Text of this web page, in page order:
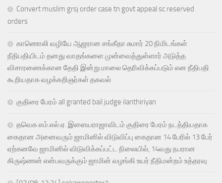
Convert muslim grsj order case tn govt appeal sc reserved
orders
காணொலி வழியே ஆஜரான சங்கீதா சுமார் 20 நிமிடங்கள்
நீதிபதியிடம் தனது வாதங்களை முன்வைத்துள்ளார் அடுத்த
விசாரணைக்கான தேதி இன்று மாலை தெரிவிக்கப்படும் என நீதிபதி
கூறியதாக வழக்கறிஞர்கள் தகவல்
குதிரை பேரம் all granted bail judge ilanthiriyan
தவெக எம்.எல்.ஏ. இளையராஜாவிடம் குதிரை பேரம் நடத்தியதாக
கைதான அனைவரும் ஜாமினில் விடுவிப்பு கைதான 14 பேரில் 13 பேர்
ஏற்கனவே ஜாமினில் விடுவிக்கப்பட்ட நிலையில், 14வது நபரான
கிருஷ்ணன் என்பவருக்கும் ஜாமின் வழங்கி உயர் நீதிமன்றம் உத்தரவு